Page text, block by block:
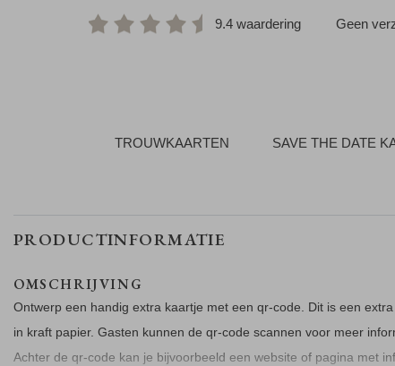
9.4 waardering Geen
TROUWKAARTEN SAVE THE DATE
PRODUCTINFORMATIE
OMSCHRIJVING
Ontwerp een handig extra kaartje met een qr-code. Dit is een
in kraft papier. Gasten kunnen de qr-code scannen voor meer
Achter de qr-code kan je bijvoorbeeld een website of pagina met